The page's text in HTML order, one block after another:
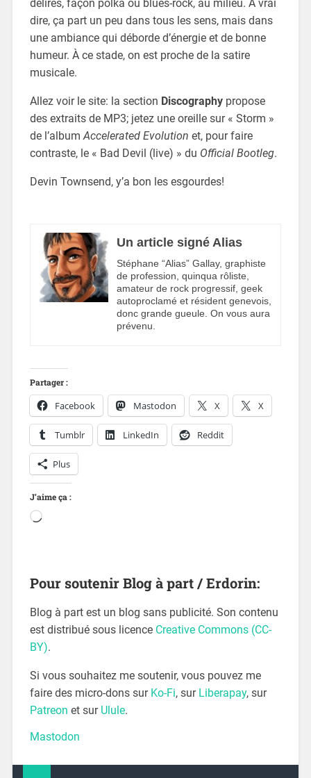
délires, façon polka ou blues-rock, au milieu. À vrai
dire, ça part un peu dans tous les sens, mais dans
une ambiance qui déborde d’énergie et de bonne
humeur. À ce stade, on est proche de la satire
musicale.
Allez voir le site: la section Discographypropose
des extraits de MP3; jetez une oreille sur « Storm »
de l’albumAccelerated Evolution et, pour faire
contraste, le « Bad Devil (live) » du Official Bootleg.
Devin Townsend, y’a bon les esgourdes!
Un article signé Alias
Stéphane “Alias” Gallay, graphiste
de profession, quinqua rôliste,
amateur de rock progressif, geek
autoproclamé et résident genevois,
donc grande gueule. On vous aura
prévenu.
Partager :
Facebook Mastodon X X
Tumblr LinkedIn Reddit
Plus
J’aime ça :
Pour soutenir Blog à part / Erdorin:
Blog à part est un blog sans publicité. Son contenu
est distribué sous licence Creative Commons (CC-
BY).
Si vous souhaitez me soutenir, vous pouvez me
faire des micro-dons sur Ko-Fi, sur Liberapay, sur
Patreon et sur Ulule.
Mastodon